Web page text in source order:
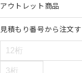
アウトレット商品
見積もり番号から注文